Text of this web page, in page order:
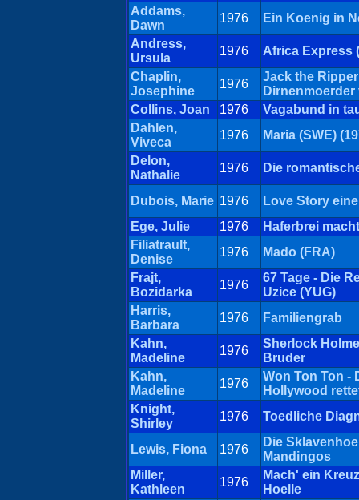
Addams,
Dawn
1976
Ein Koenig in
Andress,
Ursula
1976
Africa Express
Chaplin,
Josephine
1976
Jack the
Collins, Joan
1976
Vagabund in
Dahlen,
Viveca
1976
Maria (SWE)
Delon,
Nathalie
1976 Die
Dubois, Marie 1976
Love Story
Ege, Julie
1976
Haferbrei
Filiatrault,
Denise
1976
Mado (FRA)
Frajt,
Bozidarka
1976
67 Tage - Die
Uzice (YUG)
Harris,
Barbara
1976
Familiengrab
Kahn,
Madeline
1976
Sherlock
Bruder
Kahn,
Madeline
1976
Won Ton Ton -
Hollywood
Knight,
Shirley
1976 Toedliche
Lewis, Fiona 1976
Die
Mandingos
Miller,
Kathleen
1976
Mach' ein
Hoelle